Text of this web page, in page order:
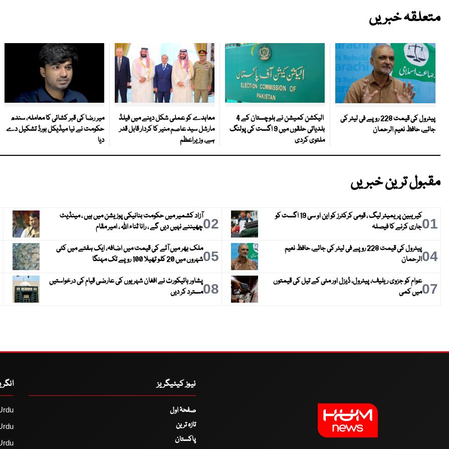
متعلقہ خبریں
پیٹرول کی قیمت 228 روپے فی لیٹر کی
جائے، حافظ نعیم الرحمان
الیکشن کمیشن نے بلوچستان کے 4
بلدیاتی حلقوں میں 9 اگست کی پولنگ
ملتوی کردی
معاہدے کو عملی شکل دینے میں فیلڈ
مارشل سید عاصم منیر کا کردار قابل قدر
ہے، وزیراعظم
میر رضا کی قبر کشائی کا معاملہ، سندھ
حکومت نے نیا میڈیکل بورڈ تشکیل دے
دیا
مقبول ترین خبریں
01
کیریبین پریمیئر لیگ ، قومی کرکٹرز کو این او سی 19 اگست کو
جاری کرنے کا فیصلہ
02آزاد کشمیر میں حکومت بنانیکی پوزیشن میں ہیں ، مینڈیٹ
چھیننے نہیں دیں گے ، رانا ثناء اللہ ، امیر مقام
04
پیٹرول کی قیمت 228 روپے فی لیٹر کی جائے، حافظ نعیم
الرحمان
05ملک بھر میں آٹے کی قیمت میں اضافہ، ایک ہفتے میں کئی
شہروں میں 20 کلو تھیلا 100 روپے تک مہنگا
07عوام کو جزوی ریلیف، پیٹرول، ڈیزل اور مٹی کے تیل کی قیمتوں
میں کمی
08پشاور ہائیکورٹ نے افغان شہریوں کی عارضی قیام کی درخواستیں
مسترد کر دیں
نیوز کیٹیگریز
صفحۂ اول
تازہ ترین
پاکستان